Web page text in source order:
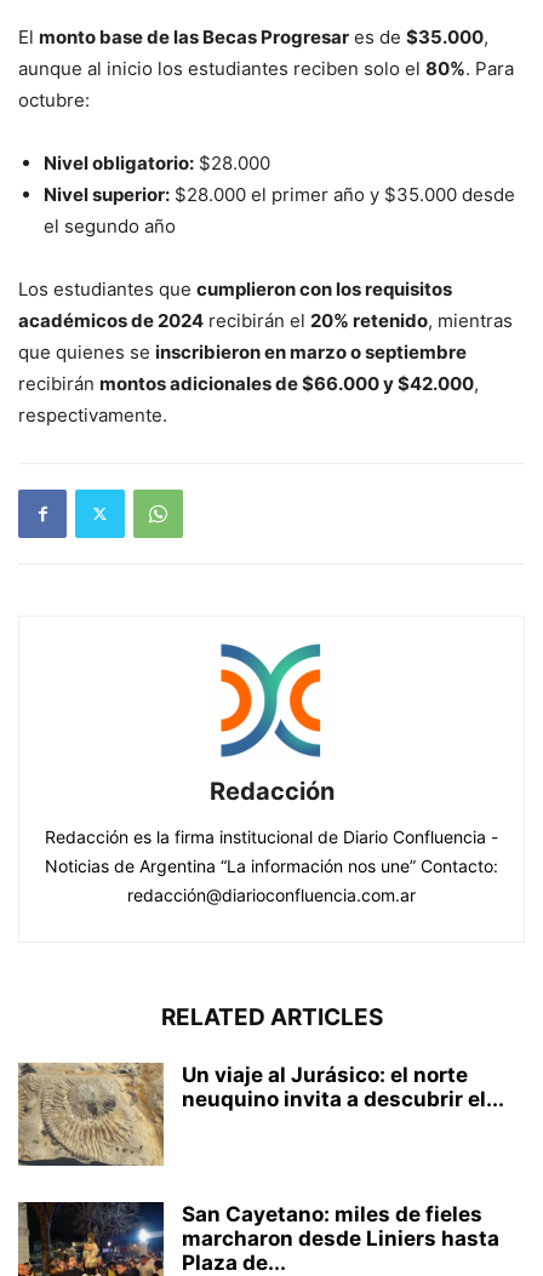
El monto base de las Becas Progresar es de $35.000,
aunque al inicio los estudiantes reciben solo el 80%. Para
octubre:
Nivel obligatorio: $28.000
Nivel superior: $28.000 el primer año y $35.000 desde
el segundo año
Los estudiantes que cumplieron con los requisitos
académicos de 2024 recibirán el 20% retenido, mientras
que quienes se inscribieron en marzo o septiembre
recibirán montos adicionales de $66.000 y $42.000,
respectivamente.
Redacción
Redacción es la firma institucional de Diario Confluencia -
Noticias de Argentina “La información nos une” Contacto:
redacción@diarioconfluencia.com.ar
RELATED ARTICLES
Un viaje al Jurásico: el norte
neuquino invita a descubrir el...
San Cayetano: miles de fieles
marcharon desde Liniers hasta
Plaza de...